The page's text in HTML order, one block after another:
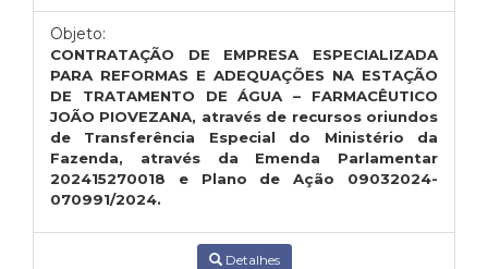
Objeto:
CONTRATAÇÃO DE EMPRESA ESPECIALIZADA
PARA REFORMAS E ADEQUAÇÕES NA ESTAÇÃO
DE TRATAMENTO DE ÁGUA – FARMACÊUTICO
JOÃO PIOVEZANA, através de recursos oriundos
de Transferência Especial do Ministério da
Fazenda, através da Emenda Parlamentar
202415270018 e Plano de Ação 09032024-
070991/2024.
Detalhes